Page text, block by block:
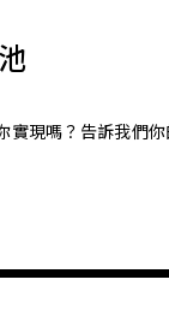
實現嗎？告訴我們你